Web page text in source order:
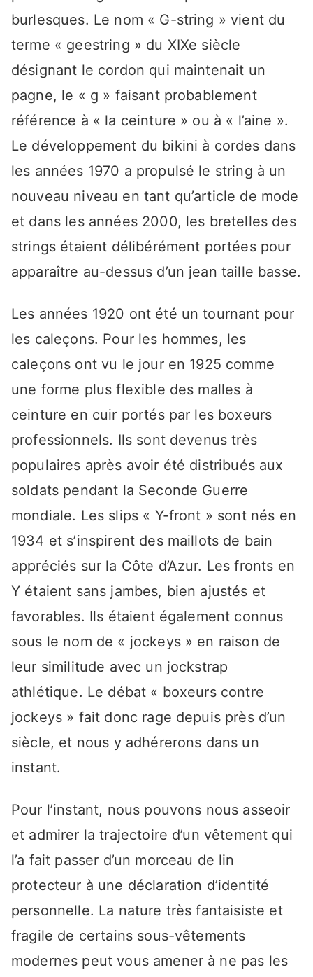
burlesques. Le nom « G-string » vient du
terme « geestring » du XIXe siècle
désignant le cordon qui maintenait un
pagne, le « g » faisant probablement
référence à « la ceinture » ou à « l’aine ».
Le développement du bikini à cordes dans
les années 1970 a propulsé le string à un
nouveau niveau en tant qu’article de mode
et dans les années 2000, les bretelles des
strings étaient délibérément portées pour
apparaître au-dessus d’un jean taille basse.
Les années 1920 ont été un tournant pour
les caleçons. Pour les hommes, les
caleçons ont vu le jour en 1925 comme
une forme plus flexible des malles à
ceinture en cuir portés par les boxeurs
professionnels. Ils sont devenus très
populaires après avoir été distribués aux
soldats pendant la Seconde Guerre
mondiale. Les slips « Y-front » sont nés en
1934 et s’inspirent des maillots de bain
appréciés sur la Côte d’Azur. Les fronts en
Y étaient sans jambes, bien ajustés et
favorables. Ils étaient également connus
sous le nom de « jockeys » en raison de
leur similitude avec un jockstrap
athlétique. Le débat « boxeurs contre
jockeys » fait donc rage depuis près d’un
siècle, et nous y adhérerons dans un
instant.
Pour l’instant, nous pouvons nous asseoir
et admirer la trajectoire d’un vêtement qui
l’a fait passer d’un morceau de lin
protecteur à une déclaration d’identité
personnelle. La nature très fantaisiste et
fragile de certains sous-vêtements
modernes peut vous amener à ne pas les